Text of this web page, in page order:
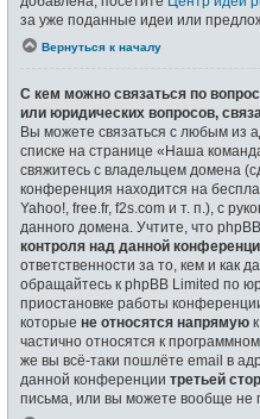
за уже поданные идеи или
Вернуться к началу
С кем можно связаться по
или юридических вопросов,
Вы можете связаться с любым из
списке на странице «Наша
свяжитесь с владельцем домена
конференция находится на
Yahoo!, free.fr, f2s.com и т. п.), с
данного домена. Учтите, что
контроля над данной
ответственности за то, кем и как
обращайтесь к phpBB Limited по
приостановке работы
которые не относятся напрямую
частично относятся к
же вы всё-таки пошлёте email в
данной конференции третьей
письма, или вы можете вообще не